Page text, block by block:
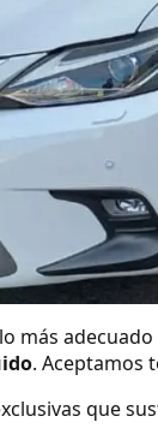
más
. Aceptamos
que